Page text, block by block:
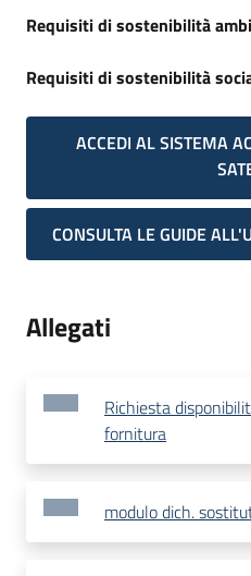
Requisiti di sostenibilità
Requisiti di sostenibilità
ACCEDI AL SISTEMA
CONSULTA LE GUIDE
Allegati
Richiesta
fornitura
modulo dich.